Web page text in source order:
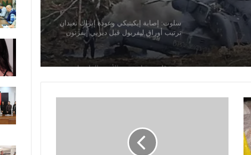
من
خبير قانون دولي: يوم الأسير الفلسطيني
يسلط الضوء على حقوق الأسرى وفق
اتفاقيات جنيف
ترامب يهاجم إعلاميين أمريكيين ويدعو